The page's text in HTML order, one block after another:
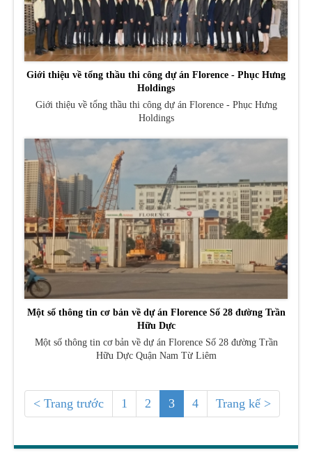
Giới thiệu về tổng thầu thi công dự án Florence - Phục Hưng
Holdings
Giới thiệu về tổng thầu thi công dự án Florence - Phục Hưng
Holdings
Một số thông tin cơ bản về dự án Florence Số 28 đường Trần
Hữu Dực
Một số thông tin cơ bản về dự án Florence Số 28 đường Trần
Hữu Dực Quận Nam Từ Liêm
< Trang trước 1 2 3 4 Trang kế >